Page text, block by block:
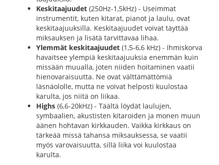
Keskitaajuudet(250Hz-1,5kHz) - Useimmat
instrumentit, kuten kitarat, pianot ja laulu, ovat
keskitaajuuksilla. Keskitaajuudet voivat täyttää
miksauksen ja lisätä tarvittavaa lihaa.
Ylemmät keskitaajuudet(1,5-6,6 kHz) - Ihmiskorva
havaitsee ylempiä keskitaajuuksia enemmän kuin
missään muualla, joten niiden hoitaminen vaatii
hienovaraisuutta. Ne ovat välttämättömiä
läsnäololle, mutta ne voivat helposti kuulostaa
karulta, jos niitä on liikaa.
Highs(6,6-20kHz) - Täältä löydät laulujen,
symbaalien, akustisten kitaroiden ja monen muun
äänen hohtavan kirkkauden. Vaikka kirkkaus on
tärkeää missä tahansa miksauksessa, se vaatii
myös varovaisuutta, sillä liika voi kuulostaa
karulta.